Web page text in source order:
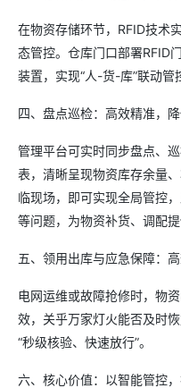
在物资存储环节，RFID技术
态管控。仓库门口部署RFID
装置，实现“人-货-库”联动管
四、盘点巡检：高效精准，
管理平台可实时同步盘点、
表，清晰呈现物资库存余量
临现场，即可实现全局管控
等问题，为物资补货、调配提
五、领用出库与应急保障：
电网运维或故障抢修时，物
效，关乎万家灯火能否及时
“秒级核验、快速放行”。
六、核心价值：以智能管控